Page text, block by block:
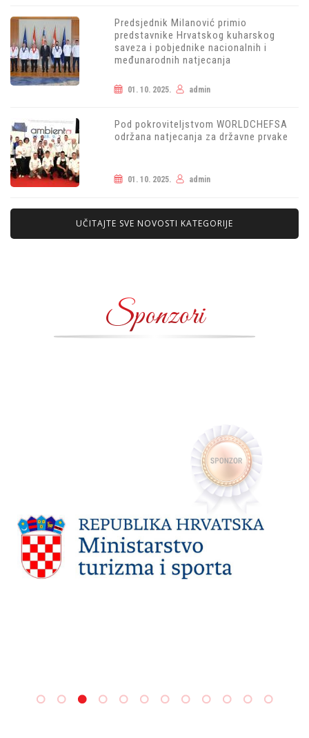
Predsjednik Milanović primio
predstavnike Hrvatskog kuharskog
saveza i pobjednike nacionalnih i
međunarodnih natjecanja
01. 10. 2025. admin
Pod pokroviteljstvom WORLDCHEFSA
održana natjecanja za državne prvake
01. 10. 2025. admin
UČITAJTE SVE NOVOSTI KATEGORIJE
Sponzori